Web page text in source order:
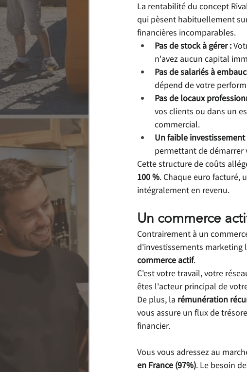
La rentabilité du concept
qui pèsent habituellement
financières incomparables.
Pas de stock à gérer :
n'avez aucun capital
Pas de salariés à
dépend de votre
Pas de locaux
vos clients ou dans un
commercial.
Un faible
permettant de
Cette structure de coûts
100 %. Chaque euro facturé,
intégralement en revenu.
Un commerce
Contrairement à un
d'investissements marketing
commerce actif.
C'est votre travail, votre
êtes l'acteur principal de
De plus, la rémunération
vous assure un flux de
financier.
Vous vous adressez au
en France (97%). Le besoin